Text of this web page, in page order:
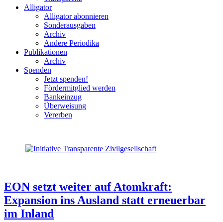
Alligator
Alligator abonnieren
Sonderausgaben
Archiv
Andere Periodika
Publikationen
Archiv
Spenden
Jetzt spenden!
Fördermitglied werden
Bankeinzug
Überweisung
Vererben
EON setzt weiter auf Atomkraft:
Expansion ins Ausland statt erneuerbar
im Inland